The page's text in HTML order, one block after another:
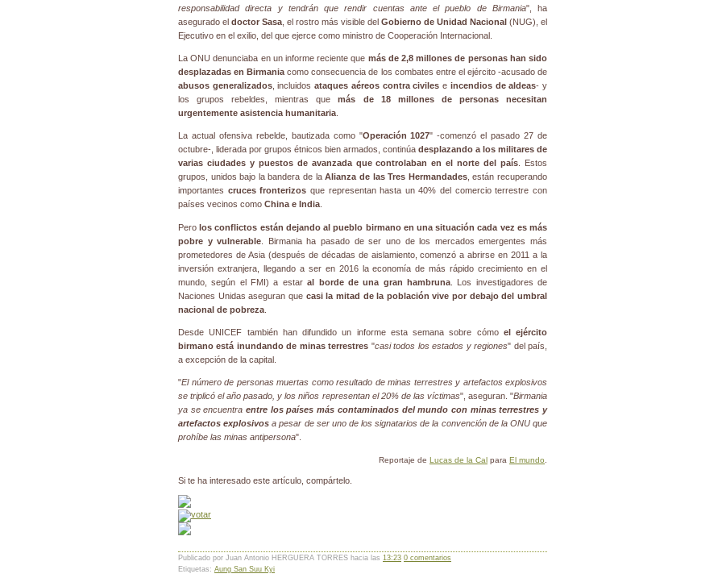
responsabilidad directa y tendrán que rendir cuentas ante el pueblo de Birmania", ha
asegurado el doctor Sasa , el rostro más visible del Gobierno de Unidad Nacional (NUG), el
Ejecutivo en el exilio, del que ejerce como ministro de Cooperación Internacional.
La ONU denunciaba en un informe reciente que más de 2,8 millones de personas han sido
desplazadas en Birmania como consecuencia de los combates entre el ejército -acusado de
abusos generalizados, incluidosataques aéreos contra civiles e incendios de aldeas- y
los grupos rebeldes, mientras quemás de 18 millones de personas necesitan
urgentemente asistencia humanitaria
La actual ofensiva rebelde, bautizada como "Operación 1027" -comenzó el pasado 27 de
octubre-, liderada por grupos étnicos bien armados, continúa desplazando a los militares de
varias ciudades y puestos de avanzada que controlaban en el norte del país . Estos
grupos, unidos bajo la bandera de laAlianza de las Tres Hermandades, están recuperando
importantes cruces fronterizos que representan hasta un 40% del comercio terrestre con
países vecinos como China e India
Perolos conflictos están dejando al pueblo birmano en una situación cada vez es más
pobre y vulnerable . Birmania ha pasado de ser uno de los mercados emergentes más
prometedores de Asia (después de décadas de aislamiento, comenzó a abrirse en 2011 a la
inversión extranjera, llegando a ser en 2016 la economía de más rápido crecimiento en el
mundo, según el FMI) a estaral borde de una gran hambruna. Los investigadores de
Naciones Unidas aseguran que casi la mitad de la población vive por debajo del umbral
nacional de pobreza
Desde UNICEF también han difundido un informe esta semana sobre cómo el ejército
birmano está inundando de minas terrestres "casi todos los estados y regiones" del país,
a excepción de la capital.
"El número de personas muertas como resultado de minas terrestres y artefactos explosivos
se triplicó el año pasado, y los niños representan el 20% de las víctimas", aseguran. "Birmania
ya se encuentraentre los países más contaminados del mundo con minas terrestres y
artefactos explosivos a pesar de ser uno de los signatarios de la convención de la ONU que
prohíbe las minas antipersona".
Reportaje de Lucas de la Cal para El mundo
Si te ha interesado este artículo, compártelo.
Publicado por Juan Antonio HERGUERA TORRES hacia las 13:23 0 comentarios
Etiquetas: Aung San Suu Kyi